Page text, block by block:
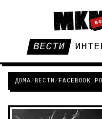
ВЕСТИ
ДОМА/ВЕСТИ /FACEBOOK